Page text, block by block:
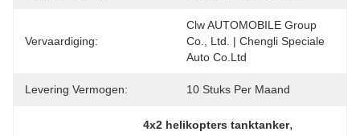
Vervaardiging:
Clw AUTOMOBILE Group
Co., Ltd. | Chengli Speciale
Auto Co.Ltd
Levering Vermogen: 10 Stuks Per Maand
4x2 helikopters tanktanker,